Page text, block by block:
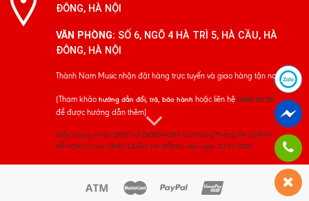
ĐÔNG, HÀ NỘI
VĂN PHÒNG: SỐ 6, NGÕ 4 HÀ TRÌ 5, HÀ CẦU, HÀ
ĐÔNG, HÀ NỘI
Thành Nam Music nhận đặt hàng trực tuyến và giao hàng tận nơi
(Tham khảo hướng dẫn đổi, trả, bảo hành hoặc liên hệ 0939 911 116
để được hướng dẫn thêm)
Giấy chứng nhận ĐKKD số 0108044289 do Phòng Phòng TÀI CHÍNH -
KẾ HOẠCH của UBND QUẬN HÀ ĐÔNG cấp ngày 13/10/2022